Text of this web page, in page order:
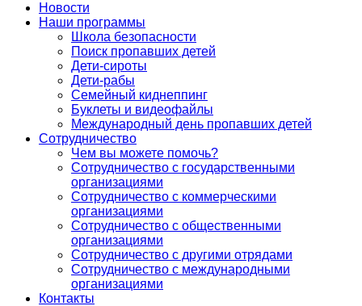
Новости
Наши программы
Школа безопасности
Поиск пропавших детей
Дети-сироты
Дети-рабы
Семейный киднеппинг
Буклеты и видеофайлы
Международный день пропавших детей
Сотрудничество
Чем вы можете помочь?
Сотрудничество с государственными
организациями
Сотрудничество с коммерческими
организациями
Сотрудничество с общественными
организациями
Сотрудничество с другими отрядами
Сотрудничество с международными
организациями
Контакты